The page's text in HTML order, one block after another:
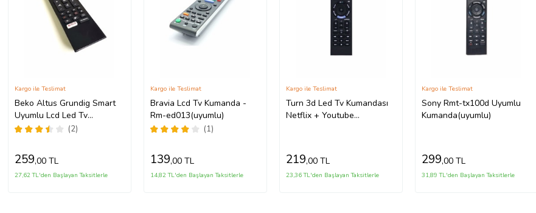
Beko Altus Grundig Smart
Uyumlu Lcd Led Tv
Televizyon Kumandası
(2)
Kargo ile Teslimat
259,00 TL
27,62 TL'den Başlayan Taksitlerle
Bravia Lcd Tv Kumanda -
Rm-ed013(uyumlu)
(1)
Kargo ile Teslimat
139,00 TL
14,82 TL'den Başlayan Taksitlerle
Turn 3d Led Tv Kumandası
Netflix + Youtube
Kargo ile Teslimat
219,00 TL
23,36 TL'den Başlayan Taksitlerle
Sony Rmt-tx100d Uyumlu
Kumanda(uyumlu)
Kargo ile Teslimat
299,00 TL
31,89 TL'den Başlayan Taksitlerle